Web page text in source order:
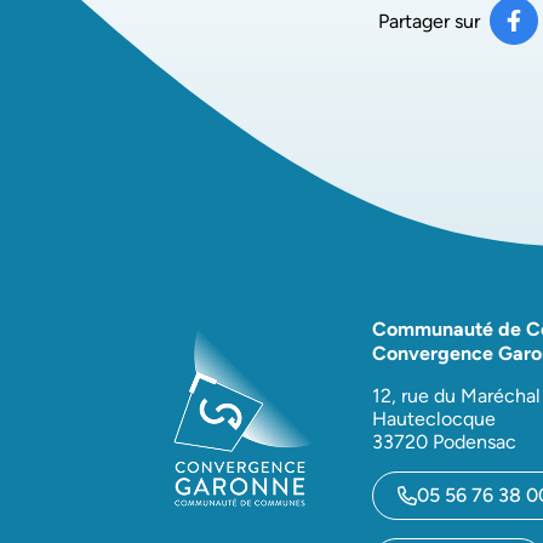
Partager sur
Communauté de
Convergence
12, rue du
Hauteclocque
33720 Podensac
05 56 76 38